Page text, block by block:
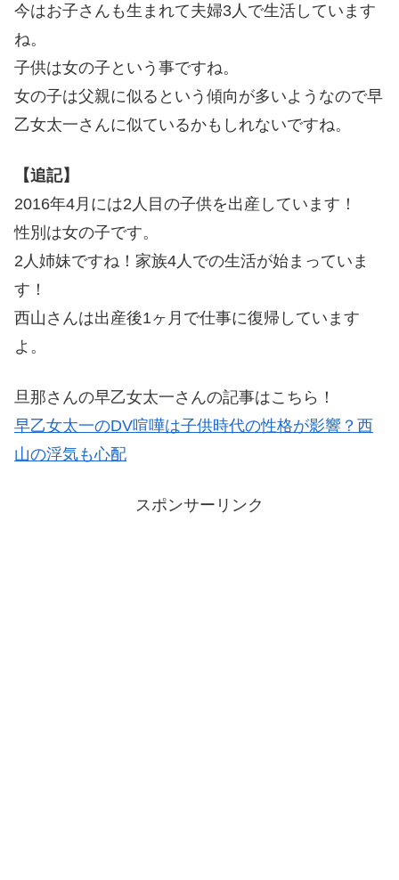
今はお子さんも生まれて夫婦3人で生活しています
ね。
子供は女の子という事ですね。
女の子は父親に似るという傾向が多いようなので早
乙女太一さんに似ているかもしれないですね。
【追記】
2016年4月には2人目の子供を出産しています！
性別は女の子です。
2人姉妹ですね！家族4人での生活が始まっていま
す！
西山さんは出産後1ヶ月で仕事に復帰しています
よ。
旦那さんの早乙女太一さんの記事はこちら！
早乙女太一のDV喧嘩は子供時代の性格が影響？西
山の浮気も心配
スポンサーリンク